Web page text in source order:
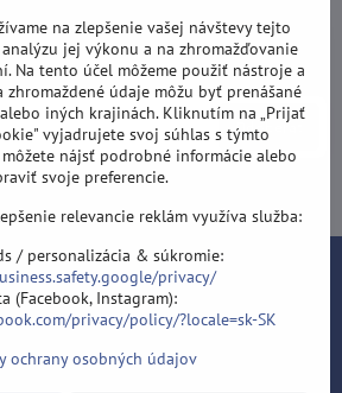
naše novinky:
Odoberať
odberu noviniek e-mailom
na zlepšenie vašej návštevy tejto
jej výkonu a na zhromažďovanie
Na tento účel môžeme použiť nástroje a
údaje môžu byť prenášané
alebo iných krajinách. Kliknutím na „Prijať
vyjadrujete svoj súhlas s týmto
nájsť podrobné informácie alebo
svoje preferencie.
relevancie reklám využíva služba:
/ personalizácia & súkromie:
privacy/
(Facebook, Instagram):
privacy/policy/?locale=sk-SK
ochrany osobných údajov